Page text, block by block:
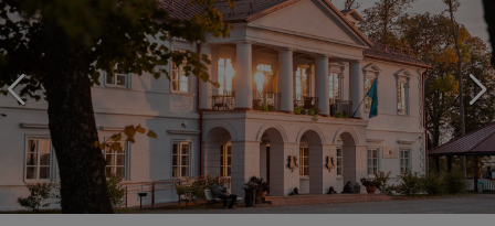
Iepatikās šis piedāvājums?
Līdz brīnišķīgai atpūtai atlikuši tikai daži soļi
PĒRKU